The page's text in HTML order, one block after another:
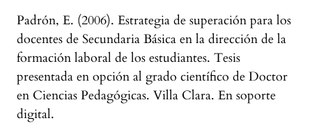
Padrón, E. (2006). Estrategia de superación para los
docentes de Secundaria Básica en la dirección de la
formación laboral de los estudiantes. Tesis
presentada en opción al grado científico de Doctor
en Ciencias Pedagógicas. Villa Clara. En soporte
digital.